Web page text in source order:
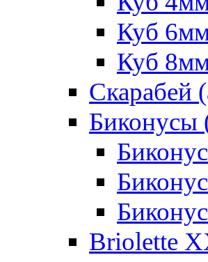
Куб
Куб
Скарабей
Биконусы
Briolette